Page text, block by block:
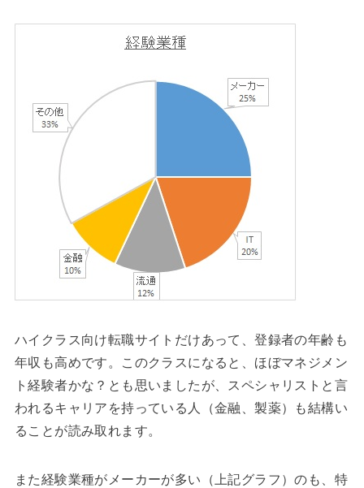
ハイクラス向け転職サイトだけあって、登録者の年齢も
年収も高めです。このクラスになると、ほぼマネジメン
ト経験者かな？とも思いましたが、スペシャリストと言
われるキャリアを持っている人（金融、製薬）も結構い
ることが読み取れます。
また経験業種がメーカーが多い（上記グラフ）のも、特